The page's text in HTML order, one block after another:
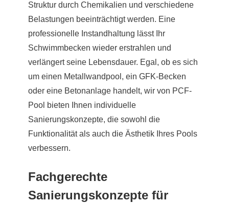
Struktur durch Chemikalien und verschiedene
Belastungen beeinträchtigt werden. Eine
professionelle Instandhaltung lässt Ihr
Schwimmbecken wieder erstrahlen und
verlängert seine Lebensdauer. Egal, ob es sich
um einen Metallwandpool, ein GFK-Becken
oder eine Betonanlage handelt, wir von PCF-
Pool bieten Ihnen individuelle
Sanierungskonzepte, die sowohl die
Funktionalität als auch die Ästhetik Ihres Pools
verbessern.
Fachgerechte
Sanierungskonzepte für